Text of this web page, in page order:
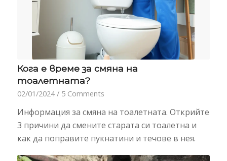
Кога е време за смяна на
тоалетната?
02/01/2024 / 5 Comments
Информация за смяна на тоалетната. Открийте
3 причини да смените старата си тоалетна и
как да поправите пукнатини и течове в нея.